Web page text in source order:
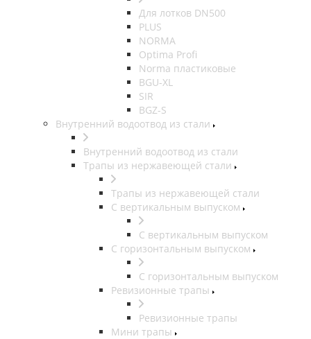
Для лотков DN500
PLUS
NORMA
Optima Profi
Norma пластиковые
BGU-XL
SIR
BGZ-S
Внутренний водоотвод из стали
Внутренний водоотвод из стали
Трапы из нержавеющей стали
Трапы из нержавеющей стали
С вертикальным выпуском
С вертикальным выпуском
С горизонтальным выпуском
С горизонтальным выпуском
Ревизионные трапы
Ревизионные трапы
Мини трапы